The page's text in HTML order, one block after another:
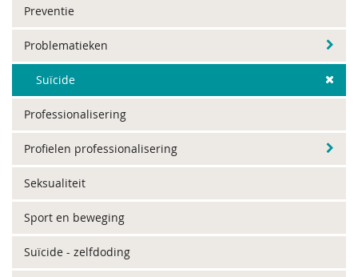
Preventie
Problematieken
Suïcide
Professionalisering
Profielen professionalisering
Seksualiteit
Sport en beweging
Suïcide - zelfdoding